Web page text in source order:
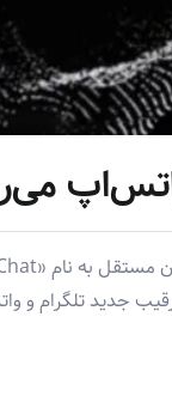
رقیب جدید تلگرام و